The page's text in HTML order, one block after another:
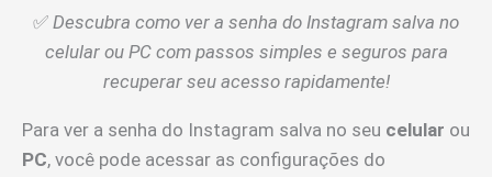
✅ Descubra como ver a senha do Instagram salva no
celular ou PC com passos simples e seguros para
recuperar seu acesso rapidamente!
Para ver a senha do Instagram salva no seu celular ou
PC, você pode acessar as configurações do